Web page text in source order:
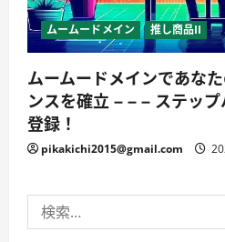
ムームードメイン 推し商品II
ムームードメインであな
ンスを確立 – – – ステッ
登録！
pikakichi2015@gmail.com
索: